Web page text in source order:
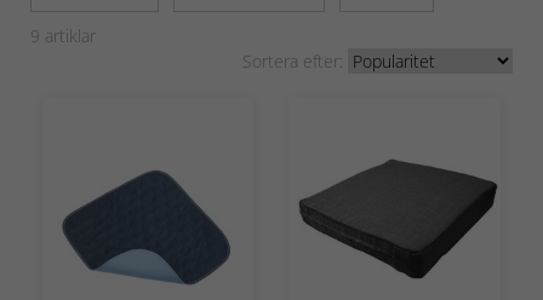
9 artiklar
Sortera efter: